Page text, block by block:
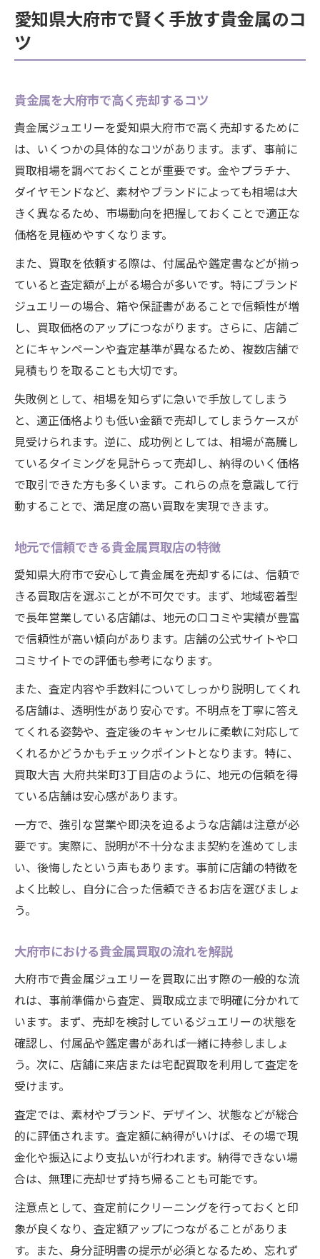
愛知県大府市で賢く手放す貴金属のコ
ツ
貴金属を大府市で高く売却するコツ
貴金属ジュエリーを愛知県大府市で高く売却するために
は、いくつかの具体的なコツがあります。まず、事前に
買取相場を調べておくことが重要です。金やプラチナ、
ダイヤモンドなど、素材やブランドによっても相場は大
きく異なるため、市場動向を把握しておくことで適正な
価格を見極めやすくなります。
また、買取を依頼する際は、付属品や鑑定書などが揃っ
ていると査定額が上がる場合が多いです。特にブランド
ジュエリーの場合、箱や保証書があることで信頼性が増
し、買取価格のアップにつながります。さらに、店舗ご
とにキャンペーンや査定基準が異なるため、複数店舗で
見積もりを取ることも大切です。
失敗例として、相場を知らずに急いで手放してしまう
と、適正価格よりも低い金額で売却してしまうケースが
見受けられます。逆に、成功例としては、相場が高騰し
ているタイミングを見計らって売却し、納得のいく価格
で取引できた方も多くいます。これらの点を意識して行
動することで、満足度の高い買取を実現できます。
地元で信頼できる貴金属買取店の特徴
愛知県大府市で安心して貴金属を売却するには、信頼で
きる買取店を選ぶことが不可欠です。まず、地域密着型
で長年営業している店舗は、地元の口コミや実績が豊富
で信頼性が高い傾向があります。店舗の公式サイトや口
コミサイトでの評価も参考になります。
また、査定内容や手数料についてしっかり説明してくれ
る店舗は、透明性があり安心です。不明点を丁寧に答え
てくれる姿勢や、査定後のキャンセルに柔軟に対応して
くれるかどうかもチェックポイントとなります。特に、
買取大吉 大府共栄町3丁目店のように、地元の信頼を得
ている店舗は安心感があります。
一方で、強引な営業や即決を迫るような店舗は注意が必
要です。実際に、説明が不十分なまま契約を進めてしま
い、後悔したという声もあります。事前に店舗の特徴を
よく比較し、自分に合った信頼できるお店を選びましょ
う。
大府市における貴金属買取の流れを解説
大府市で貴金属ジュエリーを買取に出す際の一般的な流
れは、事前準備から査定、買取成立まで明確に分かれて
います。まず、売却を検討しているジュエリーの状態を
確認し、付属品や鑑定書があれば一緒に持参しましょ
う。次に、店舗に来店または宅配買取を利用して査定を
受けます。
査定では、素材やブランド、デザイン、状態などが総合
的に評価されます。査定額に納得がいけば、その場で現
金化や振込により支払いが行われます。納得できない場
合は、無理に売却せず持ち帰ることも可能です。
注意点として、査定前にクリーニングを行っておくと印
象が良くなり、査定額アップにつながることがありま
す。また、身分証明書の提示が必須となるため、忘れず